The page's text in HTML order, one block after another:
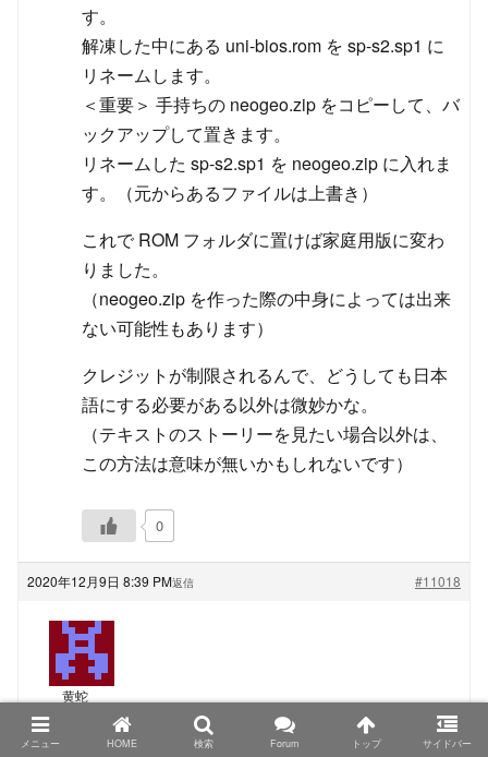
す。
解凍した中にある uni-bios.rom を sp-s2.sp1 に
リネームします。
＜重要＞ 手持ちの neogeo.zip をコピーして、バ
ックアップして置きます。
リネームした sp-s2.sp1 を neogeo.zip に入れま
す。（元からあるファイルは上書き）
これで ROM フォルダに置けば家庭用版に変わ
りました。
（neogeo.zip を作った際の中身によっては出来
ない可能性もあります）
クレジットが制限されるんで、どうしても日本
語にする必要がある以外は微妙かな。
（テキストのストーリーを見たい場合以外は、
この方法は意味が無いかもしれないです）
0
2020年12月9日 8:39 PM #11018
返信
黄蛇
TRIMUI Model S、PowKiddyさん名義の物もシタンさ
メニュー HOME 検索 Forum トップ サイドバー